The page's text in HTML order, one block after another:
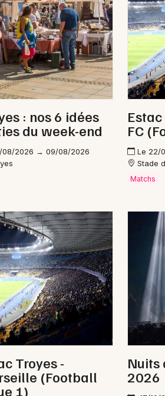
Newsletter des sorties
Artistes en tournée
Actus à Bar-sur-Aube
Magazine à Bar-sur-
10 - Aube
Choisir mes
: nos 6 idées
du week-end
08/2026 → 09/08/2026
FC
Le 22/
Stade
Matchs
Troyes -
(Football
1)
Nuits
2026